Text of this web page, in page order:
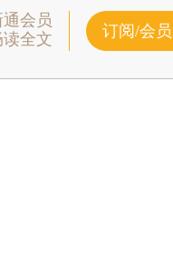
会员
全文
订阅/会